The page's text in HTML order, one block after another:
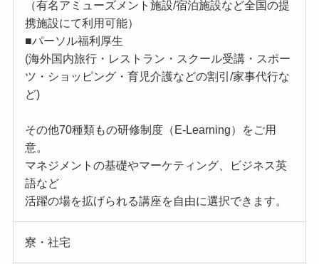
（有名アミューズメント施設/宿泊施設など全国の提
携施設にて利用可能）
■パーソル福利厚生
(海外国内旅行・レストラン・スクール受講・スポー
ツ・ショッピング・育児介護などの割引/家事代行な
ど)
その他70種類もの研修制度（E-Learning）をご用
意。
マネジメントの基礎やマーケティング、ビジネス英
語など
活躍の場を拡げられる講座を自由に選択できます。
寮・社宅